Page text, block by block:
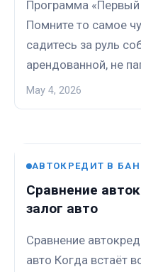
Программа
Помните то самое
садитесь за руль
арендованной, не
May 4, 2026
АВТОКРЕДИТ В
Сравнение
залог авто
Сравнение
авто Когда встаёт